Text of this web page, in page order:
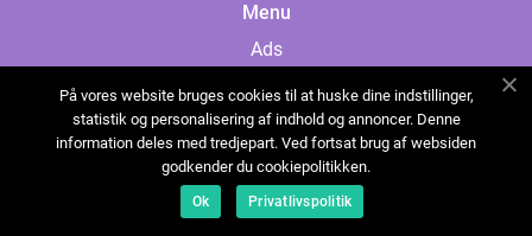
Menu
Ads
Cookies
Contact
Sitemap
På vores website bruges cookies til at huske dine indstillinger,
statistik og personalisering af indhold og annoncer. Denne
information deles med tredjepart. Ved fortsat brug af websiden
godkender du cookiepolitikken.
Ok Privatlivspolitik